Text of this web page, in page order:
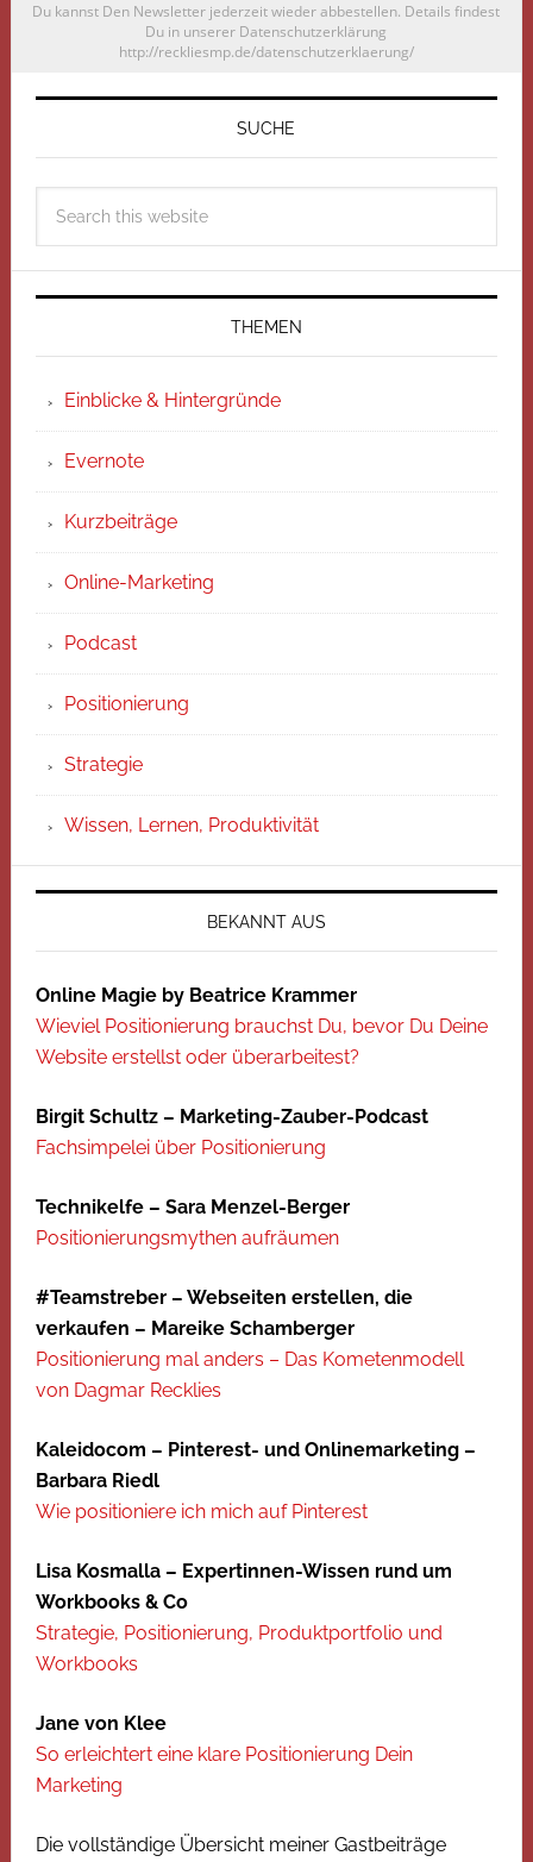
Du kannst Den Newsletter jederzeit wieder abbestellen. Details findest
Du in unserer Datenschutzerklärung
http://reckliesmp.de/datenschutzerklaerung/
SUCHE
THEMEN
Einblicke & Hintergründe
Evernote
Kurzbeiträge
Online-Marketing
Podcast
Positionierung
Strategie
Wissen, Lernen, Produktivität
BEKANNT AUS
Online Magie by Beatrice Krammer
Wieviel Positionierung brauchst Du, bevor Du Deine
Website erstellst oder überarbeitest?
Birgit Schultz – Marketing-Zauber-Podcast
Fachsimpelei über Positionierung
Technikelfe – Sara Menzel-Berger
Positionierungsmythen aufräumen
#Teamstreber – Webseiten erstellen, die
verkaufen – Mareike Schamberger
Positionierung mal anders – Das Kometenmodell
von Dagmar Recklies
Kaleidocom – Pinterest- und Onlinemarketing –
Barbara Riedl
Wie positioniere ich mich auf Pinterest
Lisa Kosmalla – Expertinnen-Wissen rund um
Workbooks & Co
Strategie, Positionierung, Produktportfolio und
Workbooks
Jane von Klee
So erleichtert eine klare Positionierung Dein
Marketing
Die vollständige Übersicht meiner Gastbeiträge